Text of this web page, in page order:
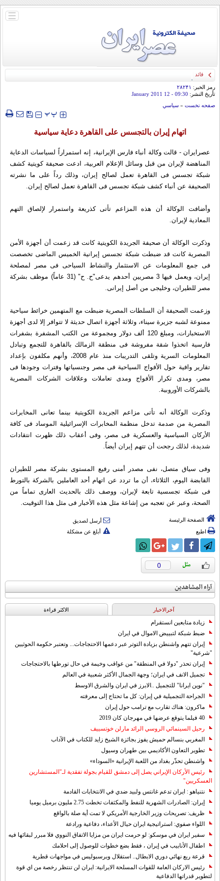
باز
قائد الحرس الثوري: إيران ستدمر أمريكا وإسرائيل والسعودية إذا تجاوزت خطوط طهران
الحمراء
رمز الخبر: ۲۸۲۴۱
تأريخ النشر: 09:30
- 12 January 2011
صفحه نخست » سياسي
‍‍‍ پپ
اتهام إيران بالتجسس على القاهرة دعاية سياسية
عصرايران - قالت وكالة أنباء فارس الإيرانية، إنه استمراراً لسياسات الدعاية
المناهضة لإيران من قبل وسائل الإعلام العربية، ادعت صحيفة كويتية كشف
شبكة تجسس فى القاهرة تعمل لصالح إيران، وذلك رداً على ما نشرته
الصحيفة عن أنباء كشف شبكة تجسس فى القاهرة تعمل لصالح إيران.
وأضافت الوكالة أن هذه المزاعم تأتى كذريعة واستمرار لإلصاق التهم
المعادية لإيران.
وذكرت الوكالة أن صحيفة الجريدة الكويتية كانت قد زعمت أن أجهزة الأمن
المصرية كانت قد ضبطت شبكة تجسس إيرانية الخميس الماضى تخصصت
فى جمع المعلومات عن الاستثمار والنشاط السياحى فى مصر لمصلحة
إيران، ويعمل فيها 3 مصريين أحدهم يدعى"ح. ح" (31 عاماً) موظف بشركة
مصر للطيران، وخليجى من أصل إيرانى.
وزعمت الصحيفة أن السلطات المصرية ضبطت مع المتهمين خرائط سياحية
ممنوعة لشبه جزيرة سيناء، وثلاثة أجهزة اتصال حديثة لا تتوافر إلا لدى أجهزة
الاستخبارات، ومبلغ 120 ألف دولار ومجموعة من الكتب المشفرة بشفرات
فارسية اتخذوا شقة مفروشة فى منطقة الزمالك بالقاهرة للتجمع وتبادل
المعلومات السرية وتلقى التدريبات منذ عام 2008، وأنهم مكلفون بإعداد
تقارير وافية حول الأفواج السياحية فى مصر وجنسياتها وفترات وجودها فى
مصر، ومدى تكرار الأفواج ومدى تعاملات وعلاقات الشركات المصرية
بالشركات الأوروبية.
وذكرت الوكالة أنه تأتى مزاعم الجريدة الكويتية بينما تعانى المخابرات
المصرية من صدمة تدخل منظمة المخابرات الإسرائيلية الموساد فى كافة
الأركان السياسية والعسكرية فى مصر، وفى أعقاب ذلك ظهرت انتقادات
شديدة، لذلك رجحت أن تتهم إيران أيضاً.
وفى سياق متصل، نفى مصدر أمنى رفيع المستوى بشركة مصر للطيران
القابضة اليوم، الثلاثاء، أن ما تردد عن اتهام أحد العاملين بالشركة بالتورط
فى شبكة تجسسية تابعة لإيران، ووصف ذلك بالحديث العارى تماماً من
الصحة، وعبر عن تعجبه من إشاعة مثل هذه الأخبار فى مثل هذا التوقيت.
الصفحة الرئيسة
أرسل لصديق
اطبع
أبلغ عن مشكلة
0
آراء المشاهدين
آخرالاخبار الاکثر قراءة
زيادة متابعين انستقرام
ضبط شبكة لتبييض الاموال في ايران
إيران تتهم واشنطن بزيادة التوتر عبر دعمها الاحتجاجات... وتعتبر حكومة الحوثيين
"شرعية"
إيران تحذر "دولا في المنطقة" من عواقب وخيمة في حال تورطها بالاحتجاجات
تجميل الانف في ايران؛ وجهة الجمال الأكثر شعبية في العالم
"نوين ايرانا" للتجميل ..الابرز في ايران والشرق الاوسط
الجراحة التجميلية في إيران: كل ما تحتاج إلى معرفته
ماكرون: هناك تقارب مع ترامب حول إيران
40 فيلما يتوقع عرضها في مهرجان كان 2019
رحيل السينمائي الروسي الرائد مارلن خوتسييف
المغربي بنسالم حميش يفوز بجائزة الشيخ زايد للكتاب في الآداب
تطوير التعاون الأكاديمي بين طهران وسيول
واشنطن تحذّر بغداد من اللعبة الإيرانية «السوداء»
رئيس الأركان الإيراني يصل إلى دمشق للقيام بجولة تفقدية لـ"المستشارين
العسكريين"
نتنياهو : ايران تدعم غانتس ولبيد ضدي في الانتخابات القادمة
إيران: الصادرات الشهریة للنفط والمكثفات تخطت 2.75 مليون برميل يوميا
ظريف: تصريحات وزير الخارجية الأمريكي لا تمت أية صلة بالواقع
اللواء صفوي: استراتيجية ايران حيال الأعداء، دفاعية ورادعة
سفير ايران في موسكو: لو حرمت ايران من مزايا الاتفاق النووي فلا مبرر لبقائها فيه
اطفال الأنابيب في إيران ، فقط بضع خطوات للوصول إلى احلامك
قرعة ربع نهائي دوري الابطال.. استقلال وبرسبوليس في مواجهات قطرية
رئيس الاركان العامة للقوات المسلحة الايرانية: ايران لن تنتظر رخصة من اي قوة
لتطوير قدراتها الدفاعية